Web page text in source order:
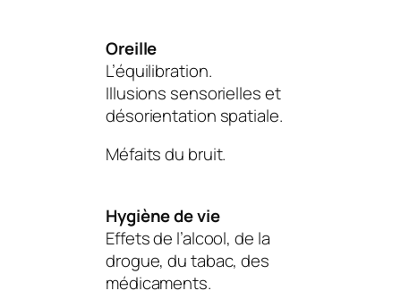
Oreille
L’équilibration.
Illusions sensorielles et
désorientation spatiale.
Méfaits du bruit.
Hygiène de vie
Effets de l’alcool, de la
drogue, du tabac, des
médicaments.